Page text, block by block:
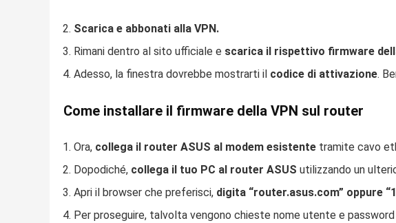
Scarica e abbonati alla VPN.
Rimani dentro al sito ufficiale e scarica il rispettivo firmware
Adesso, la finestra dovrebbe mostrarti il codice di attivazione.
Come installare il firmware della VPN sul router
Ora, collega il router ASUS al modem esistente tramite cavo
Dopodiché, collega il tuo PC al router ASUS utilizzando un
Apri il browser che preferisci, digita “router.asus.com” oppure
Per proseguire, talvolta vengono chieste nome utente e